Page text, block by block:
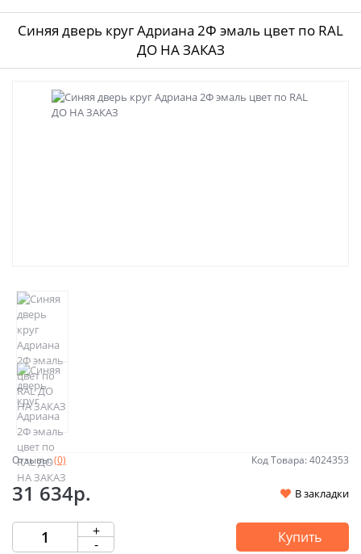
Синяя дверь круг Адриана 2Ф эмаль цвет по RAL
ДО НА ЗАКАЗ
Отзывы:(0) Код Товара: 4024353
31 634р. В закладки
+
- Купить